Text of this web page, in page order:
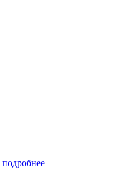
подробнее